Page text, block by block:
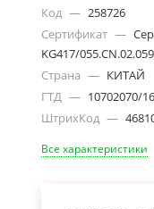
Код — 258726
Сертификат —
KG417/
Страна — КИТАЙ
ГТД — 10702070/
ШтрихКод —
Все характеристики